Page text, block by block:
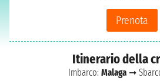
Prenota
Itinerario della
Imbarco: Malaga ➞